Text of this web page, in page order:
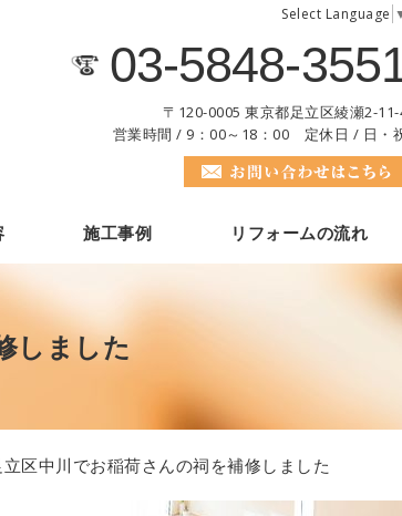
Select Language
03-5848-
〒120-0005 東京都足立区綾瀬2-
営業時間 / 9：00～18：00 定休日 / 日・
施工事例 リフォームの流れ
しました
区中川でお稲荷さんの祠を補修しました